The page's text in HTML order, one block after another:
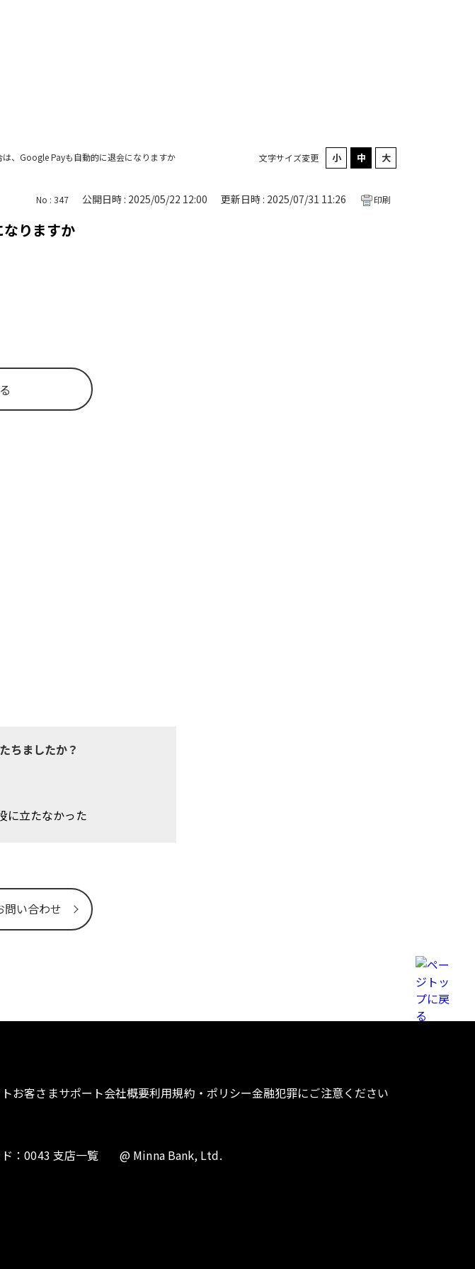
文字サイズ変更
、Google Payも自動的に退会になりますか
No : 347 公開日時 : 2025/05/22 12:00 更新日時 : 2025/07/31 11:26 印刷
りますか
ちましたか？
に立たなかった
問い合わせ
お客さまサポート会社概要利用規約・ポリシー金融犯罪にご注意ください
：0043 支店一覧 @ Minna Bank, Ltd.